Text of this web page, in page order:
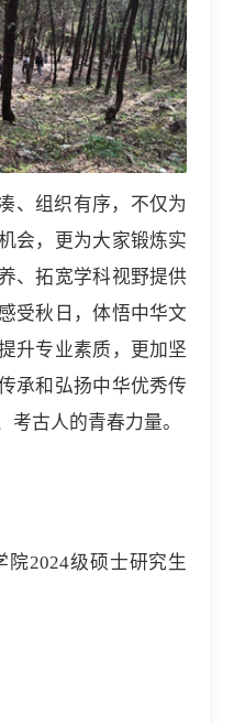
、组织有序，不仅为
会，更为大家锻炼实
、拓宽学科视野提供
受秋日，体悟中华文
升专业素质，更加坚
承和弘扬中华优秀传
古人的青春力量。
2024级硕士研究生